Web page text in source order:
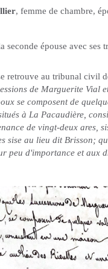
, femme de chambre,
seconde épouse avec ses
retrouve au tribunal civil
de Marguerite Vial
se composent de
à La Pacaudière,
de vingt-deux ares,
sise au lieu dit Brisson;
peu d'importance et aux